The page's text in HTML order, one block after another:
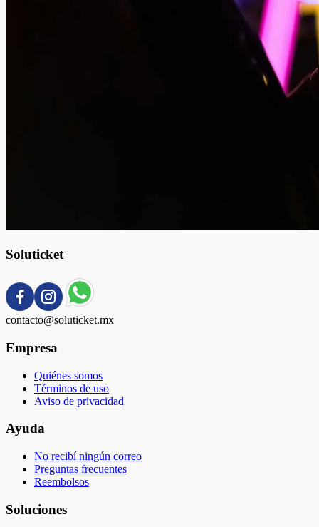
Soluticket
contacto@soluticket.mx
Empresa
Quiénes somos
Términos de uso
Aviso de privacidad
Ayuda
No recibí ningún correo
Preguntas frecuentes
Reembolsos
Soluciones